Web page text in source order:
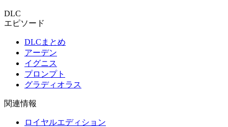
DLC
エピソード
DLCまとめ
アーデン
イグニス
プロンプト
グラディオラス
関連情報
ロイヤルエディション